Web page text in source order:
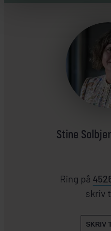
Stine
Ring på
skriv
SKRIV